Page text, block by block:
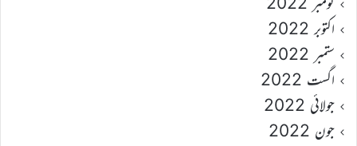
اکتوبر 2022
ستمبر 2022
اگست 2022
جولائی 2022
جون 2022